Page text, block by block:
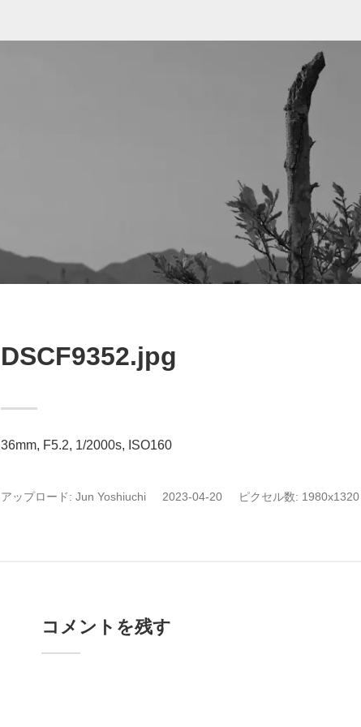
DSCF9352.jpg
36mm, F5.2, 1/2000s, ISO160
アップロード: Jun Yoshiuchi 2023-04-20 ピクセル数:
コメントを残す